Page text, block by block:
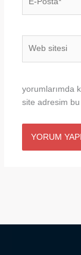
Posta*
yorumlarımda
site adresim bu